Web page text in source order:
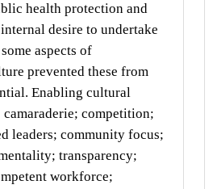
health protection and
desire to undertake
aspects of
prevented these from
Enabling cultural
competition;
leaders; community focus;
transparency;
workforce;